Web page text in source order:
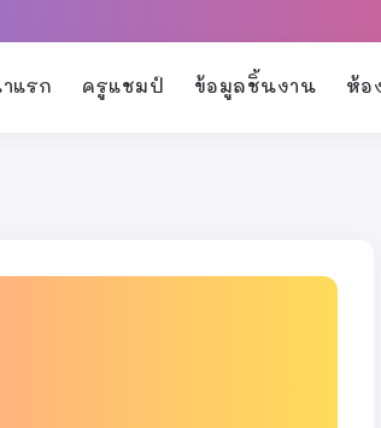
แรก ครูแชมป์ ข้อมูลชิ้นงาน ห้อ